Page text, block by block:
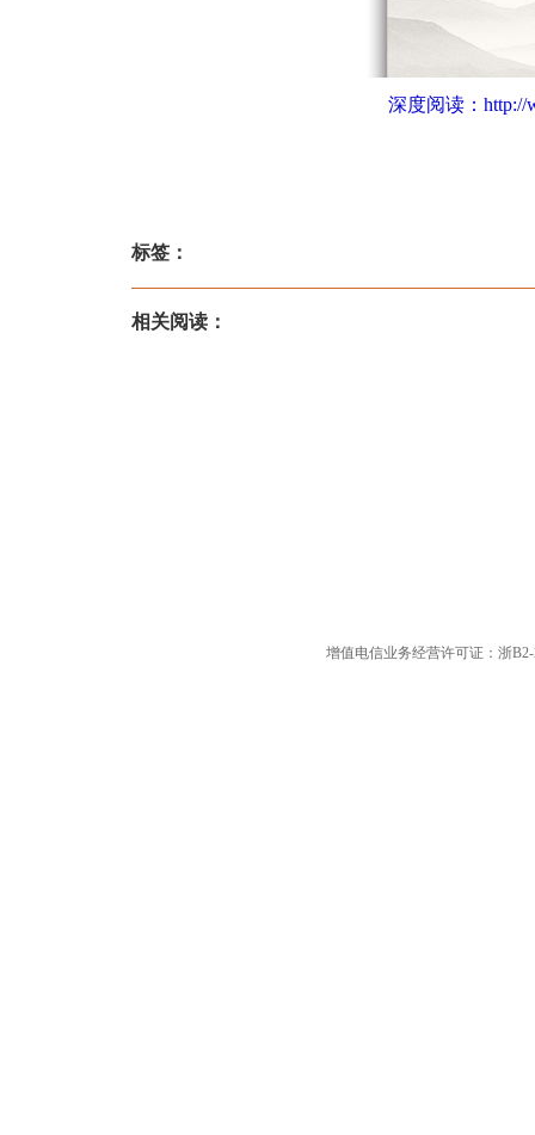
深度阅读： http://
标签：
相关阅读：
增值电信业务经营许可证：浙